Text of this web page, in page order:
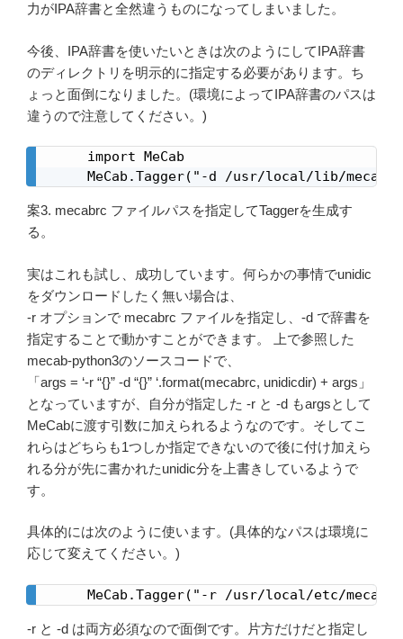
力がIPA辞書と全然違うものになってしまいました。
今後、IPA辞書を使いたいときは次のようにしてIPA辞書
のディレクトリを明示的に指定する必要があります。ち
ょっと面倒になりました。(環境によってIPA辞書のパスは
違うので注意してください。)
import MeCab
MeCab.Tagger("-d /usr/local/lib/
案3. mecabrc ファイルパスを指定してTaggerを生成す
る。
実はこれも試し、成功しています。何らかの事情でunidic
をダウンロードしたく無い場合は、
-r オプションで mecabrc ファイルを指定し、-d で辞書を
指定することで動かすことができます。 上で参照した
mecab-python3のソースコードで、
「args = ‘-r “{}” -d “{}” ‘.format(mecabrc, unidicdir) + args」
となっていますが、自分が指定した -r と -d もargsとして
MeCabに渡す引数に加えられるようなのです。そしてこ
れらはどちらも1つしか指定できないので後に付け加えら
れる分が先に書かれたunidic分を上書きしているようで
す。
具体的には次のように使います。(具体的なパスは環境に
応じて変えてください。)
MeCab.Tagger("-r /usr/local/etc/
-r と -d は両方必須なので面倒です。片方だけだと指定し